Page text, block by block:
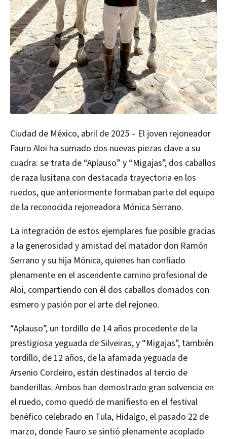
Ciudad de México, abril de 2025 – El joven rejoneador
Fauro Aloi ha sumado dos nuevas piezas clave a su
cuadra: se trata de “Aplauso” y “Migajas”, dos caballos
de raza lusitana con destacada trayectoria en los
ruedos, que anteriormente formaban parte del equipo
de la reconocida rejoneadora Mónica Serrano.
La integración de estos ejemplares fue posible gracias
a la generosidad y amistad del matador don Ramón
Serrano y su hija Mónica, quienes han confiado
plenamente en el ascendente camino profesional de
Aloi, compartiendo con él dos caballos domados con
esmero y pasión por el arte del rejoneo.
“Aplauso”, un tordillo de 14 años procedente de la
prestigiosa yeguada de Silveiras, y “Migajas”, también
tordillo, de 12 años, de la afamada yeguada de
Arsenio Cordeiro, están destinados al tercio de
banderillas. Ambos han demostrado gran solvencia en
el ruedo, como quedó de manifiesto en el festival
benéfico celebrado en Tula, Hidalgo, el pasado 22 de
marzo, donde Fauro se sintió plenamente acoplado